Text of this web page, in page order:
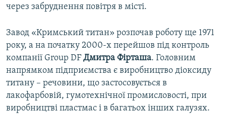
через забруднення повітря в місті.
Завод «Кримський титан» розпочав роботу ще 1971
року, а на початку 2000-х перейшов під контроль
компанії Group DF Дмитра Фірташа. Головним
напрямком підприємства є виробництво діоксиду
титану – речовини, що застосовується в
лакофарбовій, гумотехнічної промисловості, при
виробництві пластмас і в багатьох інших галузях.